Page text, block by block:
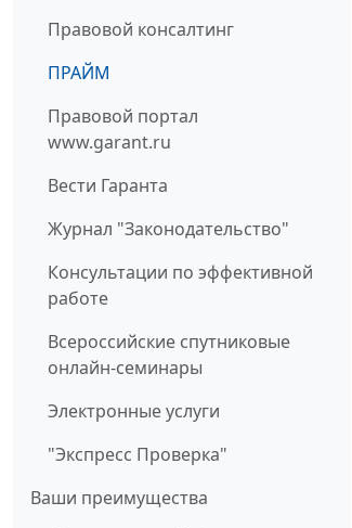
Правовой консалтинг
ПРАЙМ
Правовой портал
www.garant.ru
Вести Гаранта
Журнал "Законодательство"
Консультации по эффективной
работе
Всероссийские спутниковые
онлайн-семинары
Электронные услуги
"Экспресс Проверка"
Ваши преимущества